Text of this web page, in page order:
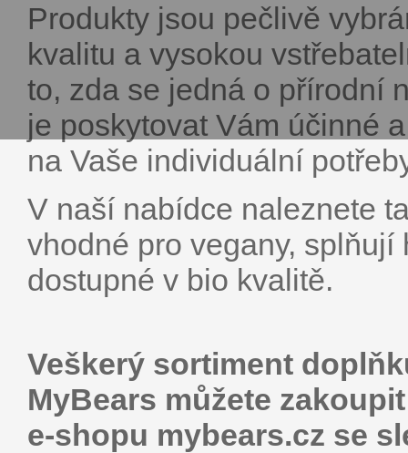
Produkty jsou pečlivě
kvalitu a vysokou
to, zda se jedná o přírodní
je poskytovat Vám účinné
na Vaše individuální
V naší nabídce naleznete
vhodné pro vegany,
dostupné v bio kvalitě.
Veškerý sortiment
MyBears můžete
e-shopu mybears.cz se